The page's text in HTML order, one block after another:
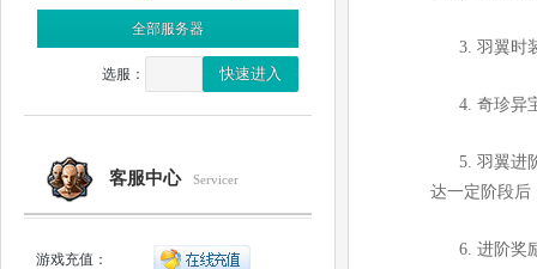
全部服务器
选服：
客服中心 Servicer
游戏充值：
3. 羽翼时
4. 奇珍异
5. 羽翼进
达一定阶段后
6. 进阶奖